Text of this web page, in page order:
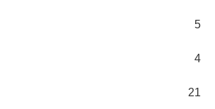
5
4
21